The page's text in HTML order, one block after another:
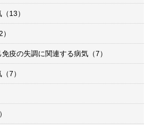
13）
疫の失調に関連する病気（7）
7）